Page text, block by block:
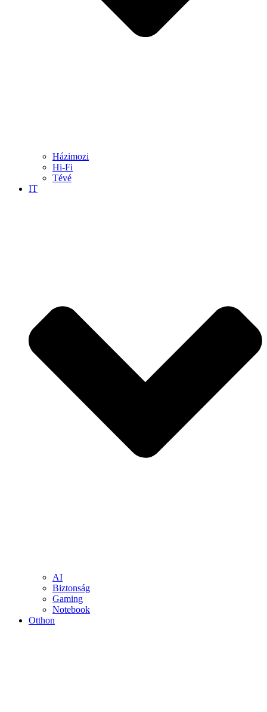
Házimozi
Hi-Fi
Tévé
IT
AI
Biztonság
Gaming
Notebook
Otthon